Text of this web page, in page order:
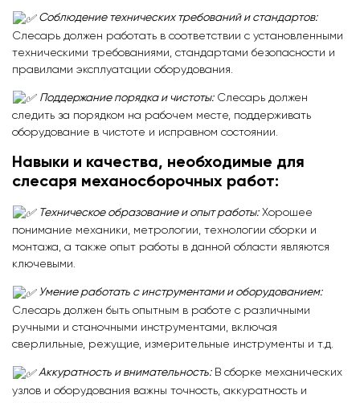
Соблюдение технических требований и стандартов:
Слесарь должен работать в соответствии с установленными
техническими требованиями, стандартами безопасности и
правилами эксплуатации оборудования.
Поддержание порядка и чистоты:Слесарь должен
следить за порядком на рабочем месте, поддерживать
оборудование в чистоте и исправном состоянии.
Навыки и качества, необходимые для
слесаря механосборочных работ:
Техническое образование и опыт работы:Хорошее
понимание механики, метрологии, технологии сборки и
монтажа, а также опыт работы в данной области являются
ключевыми.
Умение работать с инструментами и оборудованием:
Слесарь должен быть опытным в работе с различными
ручными и станочными инструментами, включая
сверлильные, режущие, измерительные инструменты и т.д.
Аккуратность и внимательность:В сборке механических
узлов и оборудования важны точность, аккуратность и